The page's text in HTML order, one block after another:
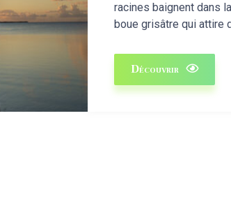
racines baignent dans
boue grisâtre qui attire
Découvrir